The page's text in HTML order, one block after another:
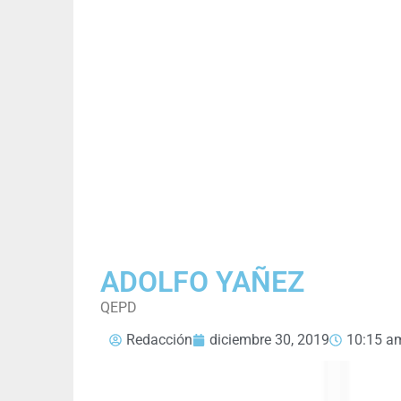
ADOLFO YAÑEZ
QEPD
Redacción
diciembre 30, 2019 10:15